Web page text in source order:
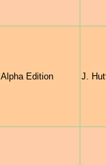
Alpha Edition J.